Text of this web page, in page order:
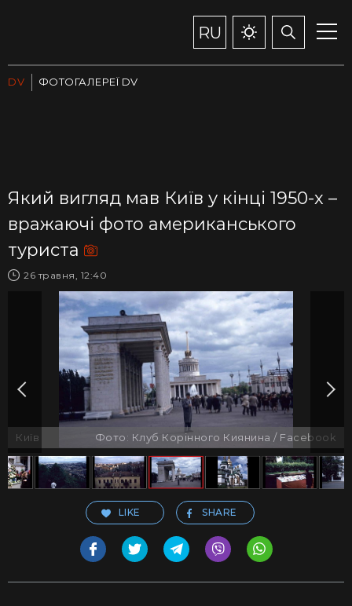
RU
DV ФОТОГАЛЕРЕЇ DV
Який вигляд мав Київ у кінці 1950-х –
вражаючі фото американського
туриста
26 травня, 12:40
Київ Фото: Клуб Корінного Киянина / Facebook
LIKE SHARE